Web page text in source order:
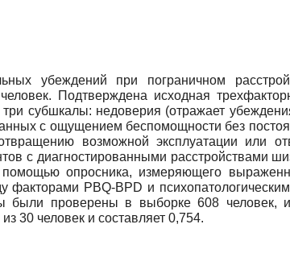
убеждений при пограничном
Подтверждена исходная
субшкалы: недоверия (отражает
с ощущением беспомощности без
возможной эксплуатации или
c диагностированными расстройствами
опросника, измеряющего
PBQ-BPD и
были проверены в выборке 608 человек,
30 человек и составляет 0,754.